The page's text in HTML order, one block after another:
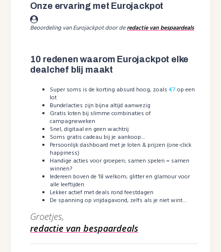
Onze ervaring met Eurojackpot
Beoordeling van Eurojackpot door deredactie van bespaardeals
10 redenen waarom Eurojackpot elke
dealchef blij maakt
Super soms is de korting absurd hoog, zoals€7 op een
lot
Bundelacties zijn bijna altijd aanwezig
Gratis loten bij slimme combinaties of
campagneweken
Snel, digitaal en geen wachtrij
Soms gratis cadeau bij je aankoop…
Persoonlijk dashboard met je loten & prijzen (one-click
happiness)
Handige acties voor groepen; samen spelen = samen
winnen?
Iedereen boven de 18 welkom; glitter en glamour voor
alle leeftijden
Lekker actief met deals rond feestdagen
De spanning op vrijdagavond, zelfs als je niet wint…
Groetjes,
redactie van bespaardeals